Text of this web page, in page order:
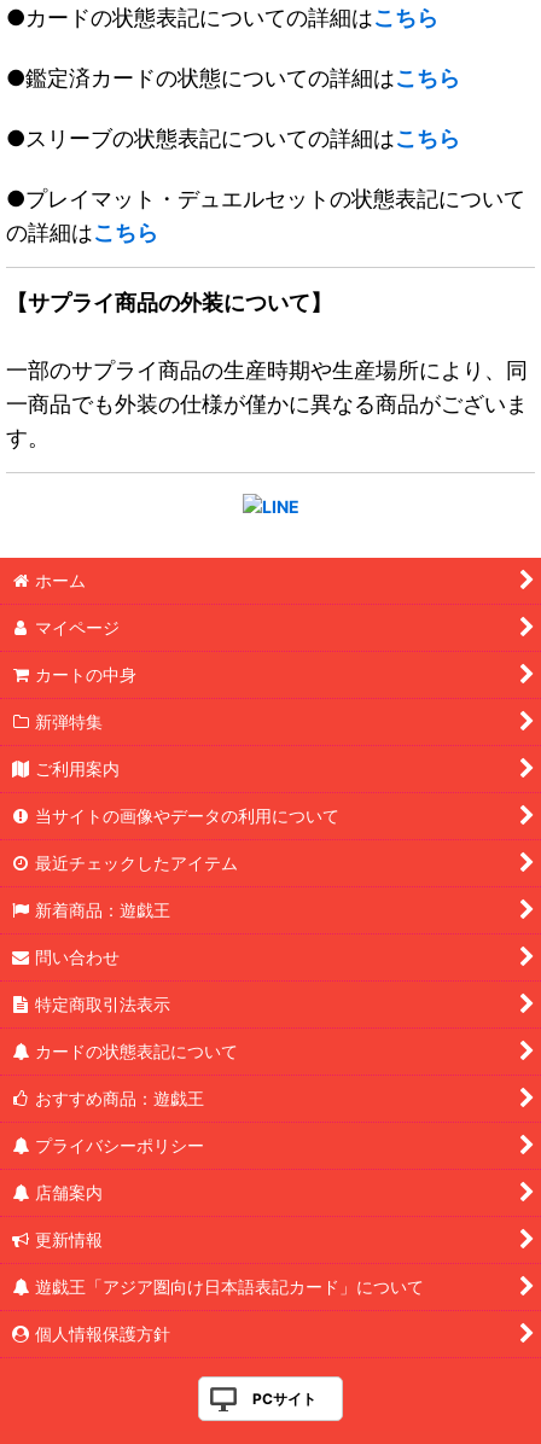
●カードの状態表記についての詳細はこちら
●鑑定済カードの状態についての詳細はこちら
●スリーブの状態表記についての詳細はこちら
●プレイマット・デュエルセットの状態表記について
の詳細はこちら
【サプライ商品の外装について】
一部のサプライ商品の生産時期や生産場所により、同
一商品でも外装の仕様が僅かに異なる商品がございま
す。
ホーム
マイページ
カートの中身
新弾特集
ご利用案内
当サイトの画像やデータの利用について
最近チェックしたアイテム
新着商品：遊戯王
問い合わせ
特定商取引法表示
カードの状態表記について
おすすめ商品：遊戯王
プライバシーポリシー
店舗案内
更新情報
遊戯王「アジア圏向け日本語表記カード」について
個人情報保護方針
PCサイト